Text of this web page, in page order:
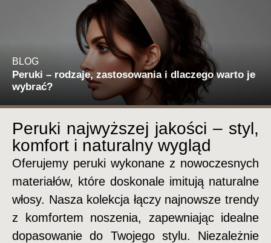
BLOG
Peruki – rodzaje, zastosowania i dlaczego warto je
wybrać?
Peruki najwyższej jakości – styl,
komfort i naturalny wygląd
Oferujemy peruki wykonane z nowoczesnych
materiałów, które doskonale imitują naturalne
włosy. Nasza kolekcja łączy najnowsze trendy
z komfortem noszenia, zapewniając idealne
dopasowanie do Twojego stylu. Niezależnie